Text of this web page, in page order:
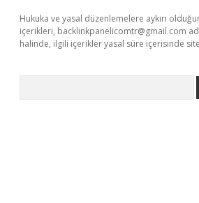
Hukuka ve yasal düzenlemelere aykırı
içerikleri, backlinkpanelicomtr@gmail.com
halinde, ilgili içerikler yasal süre içerisinde